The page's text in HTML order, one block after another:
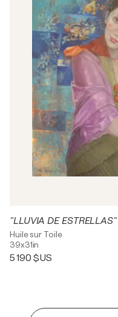
"LLUVIA DE ESTRELLAS"
Huile sur Toile
39x31in
5 190 $US